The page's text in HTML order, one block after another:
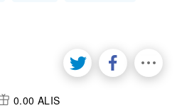
0.00 ALIS